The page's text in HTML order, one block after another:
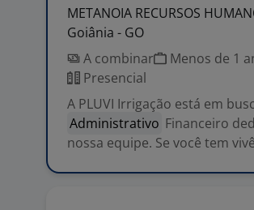
METANOIA RECURSOS
Goiânia - GO
A combinar
Menos de 1
Presencial
A PLUVI Irrigação está em
Administrativo Financeiro
nossa equipe. Se você tem